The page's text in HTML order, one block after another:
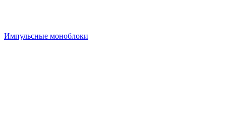
Импульсные моноблоки